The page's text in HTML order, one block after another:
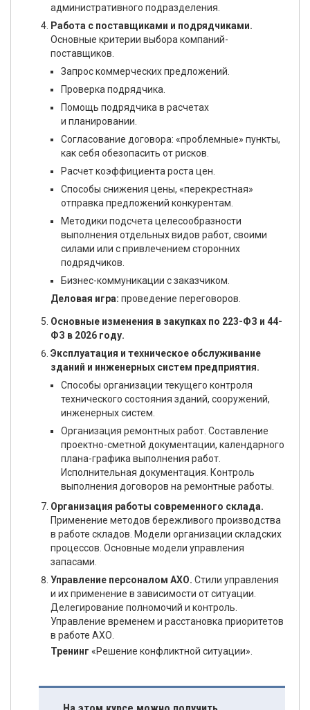
административного подразделения.
Работа с поставщиками и подрядчиками.
Основные критерии выбора компаний-
поставщиков.
Запрос коммерческих предложений.
Проверка подрядчика.
Помощь подрядчика в расчетах
и планировании.
Согласование договора: «проблемные» пункты,
как себя обезопасить от рисков.
Расчет коэффициента роста цен.
Способы снижения цены, «перекрестная»
отправка предложений конкурентам.
Методики подсчета целесообразности
выполнения отдельных видов работ, своими
силами или с привлечением сторонних
подрядчиков.
Бизнес-коммуникации с заказчиком.
Деловая игра: проведение переговоров.
Основные изменения в закупках по 223-ФЗ и 44-
ФЗ в 2026 году.
Эксплуатация и техническое обслуживание
зданий и инженерных систем предприятия.
Способы организации текущего контроля
технического состояния зданий, сооружений,
инженерных систем.
Организация ремонтных работ. Составление
проектно-сметной документации, календарного
плана-графика выполнения работ.
Исполнительная документация. Контроль
выполнения договоров на ремонтные работы.
Организация работы современного склада.
Применение методов бережливого производства
в работе складов. Модели организации складских
процессов. Основные модели управления
запасами.
Управление персоналом АХО. Стили управления
и их применение в зависимости от ситуации.
Делегирование полномочий и контроль.
Управление временем и расстановка приоритетов
в работе АХО.
Тренинг «Решение конфликтной ситуации».